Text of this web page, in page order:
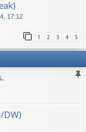
17:12
1 2 3 4 5
DW)